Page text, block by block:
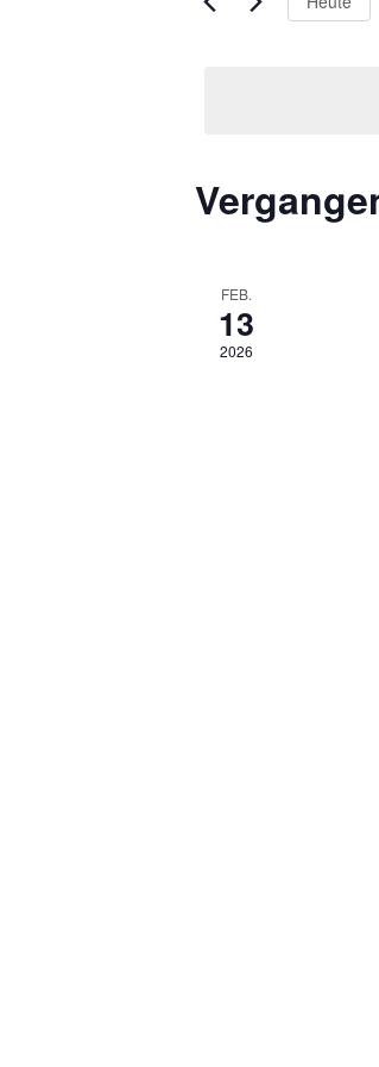
Navigation
FEB.
13
2026